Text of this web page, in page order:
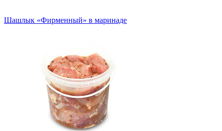
Шашлык «Фирменный» в маринаде